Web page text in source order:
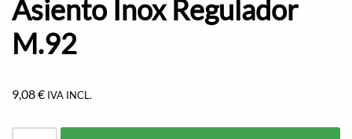
Asiento Inox Regulador
M.92
9,08€ IVA INCL.